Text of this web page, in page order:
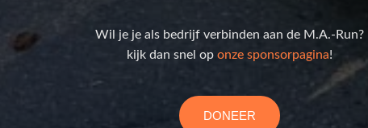
Wil je je als bedrijf verbinden aan de M.A.-Run?
kijk dan snel op onze sponsorpagina!
DONEER